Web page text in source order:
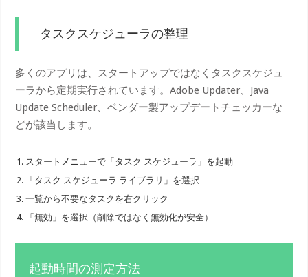
タスクスケジューラの整理
多くのアプリは、スタートアップではなくタスクスケジュ
ーラから定期実行されています。Adobe Updater、Java
Update Scheduler、ベンダー製アップデートチェッカーな
どが該当します。
スタートメニューで「タスク スケジューラ」を起動
「タスク スケジューラ ライブラリ」を選択
一覧から不要なタスクを右クリック
「無効」を選択（削除ではなく無効化が安全）
起動時間の測定方法